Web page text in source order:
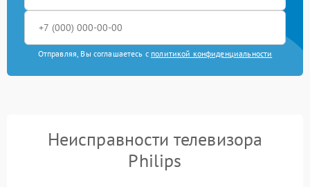
Отправляя, Вы соглашаетесь с политикой конфиденциальности
Неисправности телевизора
Philips